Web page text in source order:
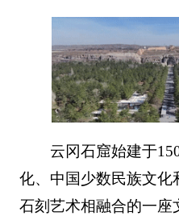
云冈石窟始建于
化、中国少数民族文化
石刻艺术相融合的一座